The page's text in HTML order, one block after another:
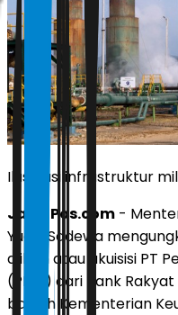
Ilustrasi infrastruktur
JawaPos.com -
Yudhi Sadewa
alihan atau akuisisi PT
(PNM) dari Bank
bawah Kementerian